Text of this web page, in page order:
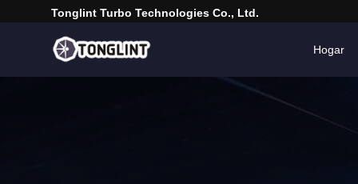
Tonglint Turbo Technologies Co., Ltd.
Hogar